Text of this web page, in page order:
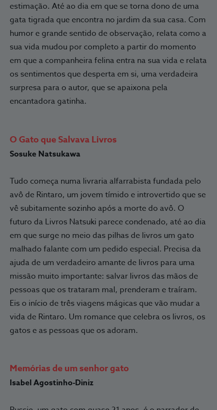
estimação. Até ao dia em que se torna dono de uma
gata tigrada que encontra no jardim da sua casa. Com
humor e grande sentido de observação, relata como a
sua vida mudou por completo a partir do momento
em que a companheira felina entra na sua vida e relata
os sentimentos que desperta em si, uma verdadeira
surpresa para o autor, que se apaixona pela
encantadora gatinha.
O Gato que Salvava Livros
Sosuke Natsukawa
Tudo começa numa livraria alfarrabista fundada pelo
avô de Rintaro, um jovem tímido e introvertido que se
vê subitamente sozinho após a morte do avô. O
futuro da Livros Natsuki parece condenado, até ao dia
em que surge no meio das pilhas de livros um gato
malhado falante com um pedido especial. Precisa da
ajuda de um verdadeiro amante de livros para uma
missão muito importante: salvar livros das mãos de
pessoas que os trataram mal, prenderam e traíram.
Eis o início de três viagens mágicas que vão mudar a
vida de Rintaro. Um romance que celebra os livros, os
gatos e as pessoas que os adoram.
Memórias de um senhor gato
Isabel Agostinho-Diniz